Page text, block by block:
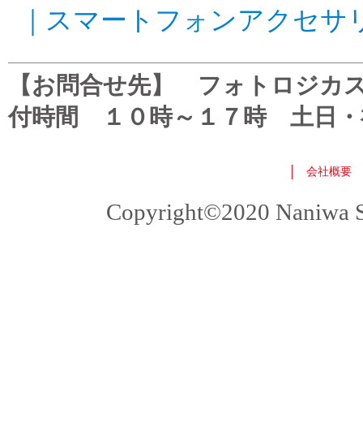
スマートフォンアクセサ
【お問合せ先】 フォトロジ
付時間 １０時～１７時 土日・
会社概要
Copyright©2020 Naniwa